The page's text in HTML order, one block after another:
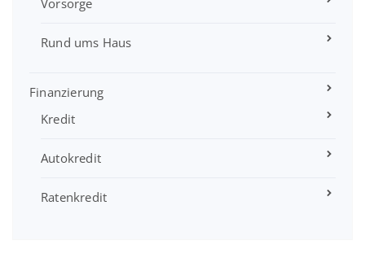
Rund ums Haus
Finanzierung
Kredit
Autokredit
Ratenkredit